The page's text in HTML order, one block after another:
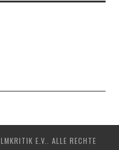
E.V.. ALLE RECHTE